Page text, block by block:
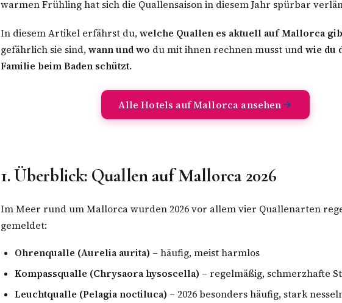
warmen Frühling hat sich die Quallensaison in diesem Jahr spürbar
In diesem Artikel erfährst du,welche Quallen es aktuell auf Mallorca
gefährlich sie sind,wann und wo du mit ihnen rechnen musst undwie du
Familie beim Baden schützt.
Alle Hotels auf Mallorca ansehen
1. Überblick: Quallen auf Mallorca 2026
Im Meer rund um Mallorca wurden 2026 vor allem vier Quallenarten
gemeldet:
Ohrenqualle (Aurelia aurita) – häufig, meist harmlos
Kompassqualle (Chrysaora hysoscella) – regelmäßig, schmerzhafte
Leuchtqualle (Pelagia noctiluca) – 2026 besonders häufig, stark